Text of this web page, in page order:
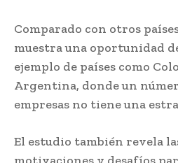
Comparado con otros
muestra una oportunidad
ejemplo de países como
Argentina, donde un
empresas no tiene una
El estudio también revela
motivaciones y desafíos